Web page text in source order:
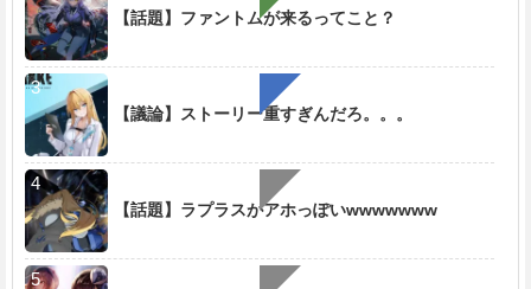
e
【話題】ファントムが来るってこと？
【議論】ストーリー重すぎんだろ。。。
【話題】ラプラスがアホっぽいwwwwwww